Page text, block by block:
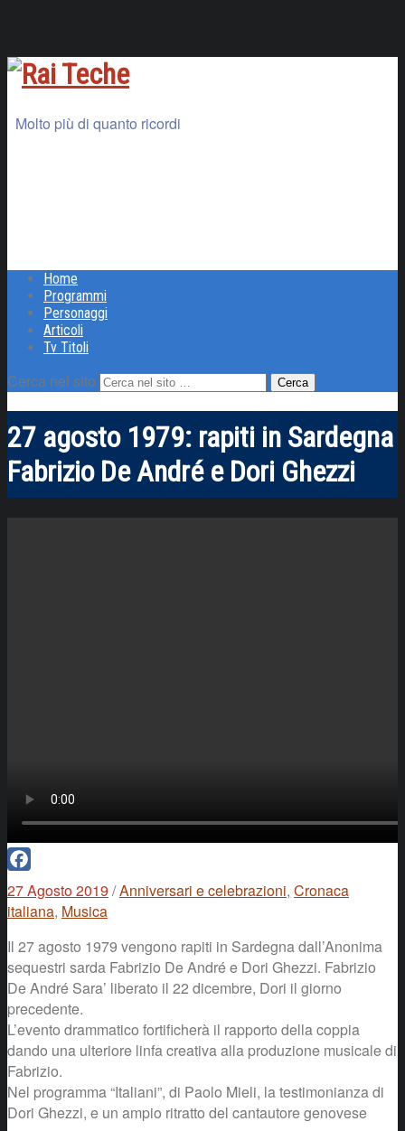
Molto più di quanto ricordi
Home
Programmi
Personaggi
Articoli
Tv Titoli
Cerca nel sito
27 agosto 1979: rapiti in Sardegna
Fabrizio De André e Dori Ghezzi
Facebook
27 Agosto 2019 /Anniversari e celebrazioni, Cronaca
italiana, Musica
Il 27 agosto 1979 vengono rapiti in Sardegna dall’Anonima
sequestri sarda Fabrizio De André e Dori Ghezzi. Fabrizio
De André Sara’ liberato il 22 dicembre, Dori il giorno
precedente.
L’evento drammatico fortificherà il rapporto della coppia
dando una ulteriore linfa creativa alla produzione musicale di
Fabrizio.
Nel programma “Italiani”, di Paolo Mieli, la testimonianza di
Dori Ghezzi, e un ampio ritratto del cantautore genovese